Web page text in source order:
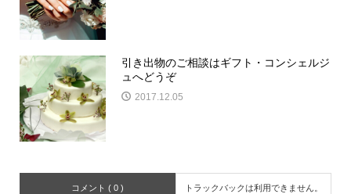
引き出物のご相談はギフト・コンシェルジ
ュへどうぞ
2017.12.05
コメント ( 0 ) トラックバックは利用できません。